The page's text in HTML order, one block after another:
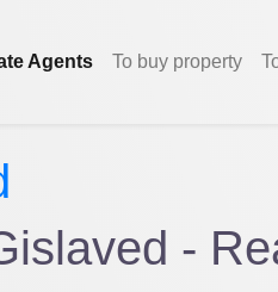
Agents To buy property
-